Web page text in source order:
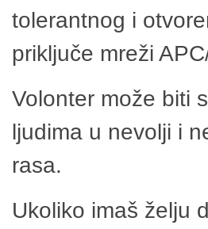
tolerantnog i
priključe mreži
Volonter može biti
ljudima u nevolji i
rasa.
Ukoliko imaš želju